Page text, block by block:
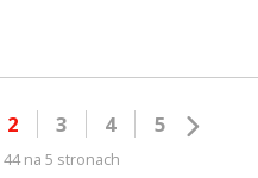
2 3 4 5
44 na 5 stronach